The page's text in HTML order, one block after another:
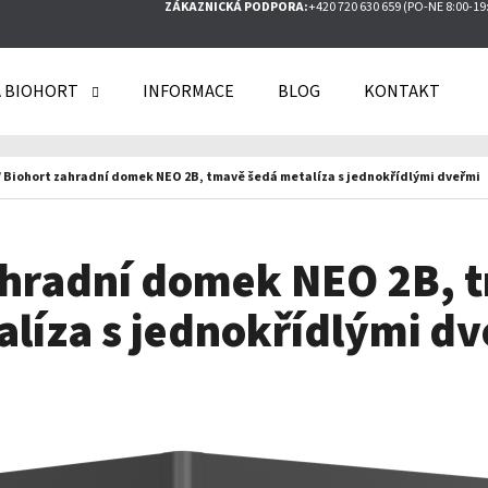
ZÁKAZNICKÁ PODPORA:+420 720 630 659 (PO-NE 8:00-
BIOHORT INFORMACE BLOG KONTAKT
Biohort zahradní domek NEO 2B, tmavě šedá metalíza s jednokřídlými dveřmi
domek NEO 2B,
s jednokřídlými
DOPORUČUJEME